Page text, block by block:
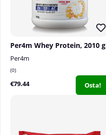
Per4m Whey Protein, 2010 g
Per4m
0
€79.44 Osta!